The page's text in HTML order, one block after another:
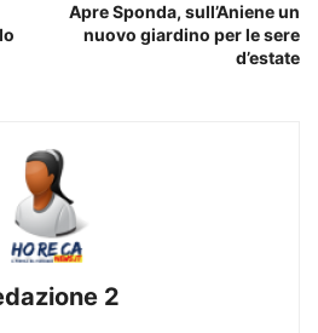
Apre Sponda, sull’Aniene un
nuovo giardino per le sere
d’estate
2